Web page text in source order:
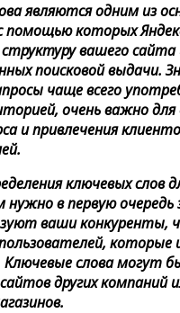
являются одним из
помощью которых
вашего сайта
поисковой выдачи.
чаще всего
очень важно
и привлечения
ключевых слов
нужно в первую очередь
ваши
Ключевые слова могут
других компаний